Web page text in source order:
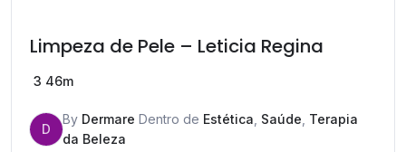
Limpeza de Pele – Leticia Regina
3 46m
D
By Dermare Dentro de Estética Saúde Terapia
da Beleza